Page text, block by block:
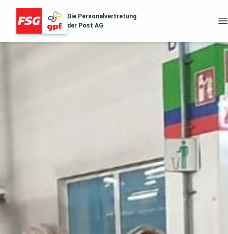
Die Personalvertretung
der Post AG
Aussendungen
Archiv der Aussendungen des ZA
POST.SOZIAL